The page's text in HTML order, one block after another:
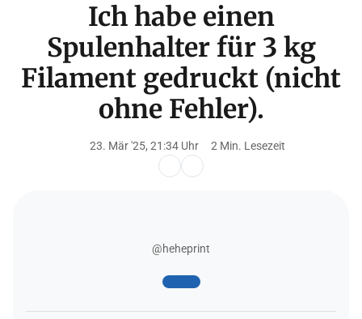
Ich habe einen
Spulenhalter für 3 kg
Filament gedruckt (nicht
ohne Fehler).
23. Mär '25, 21:34 Uhr 2 Min. Lesezeit
@heheprint